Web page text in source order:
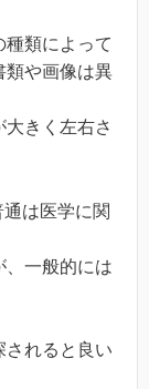
種類によって
類や画像は異
大きく左右さ
は医学に関
、一般的には
されると良い